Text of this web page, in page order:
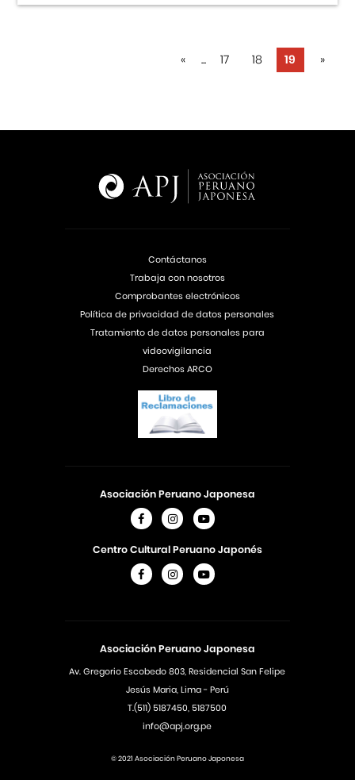
« ... 17 18 19 »
Asociación Peruano Japonesa
Av. Gregorio Escobedo 803, Residencial San Felipe
Jesús Maria, Lima - Perú
T.(511) 5187450, 5187500
info@apj.org.pe
Asociación Peruano Japonesa
Centro Cultural Peruano Japonés
Contáctanos
Trabaja con nosotros
Comprobantes electrónicos
Política de privacidad de datos personales
Tratamiento de datos personales para
videovigilancia
Derechos ARCO
© 2021 Asociación Peruano Japonesa